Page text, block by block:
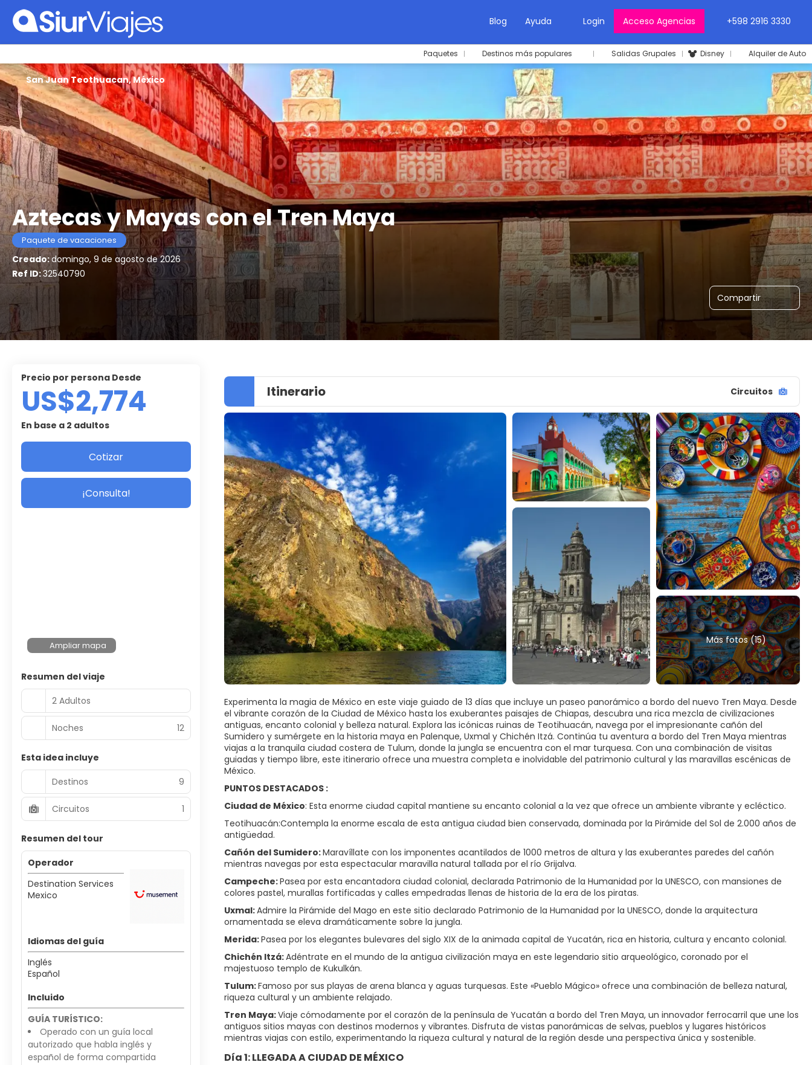
Blog Ayuda Login Acceso Agencias +598 2916 3330
Paquetes Destinos más populares Salidas Grupales Disney Alquiler de Auto
Aztecas y Mayas con el Tren Maya
Paquete de vacaciones
Creado:domingo, 9 de agosto de 2026
Ref ID:32540790
Compartir
San Juan Teothuacan, México
Itinerario Circuitos
Más fotos (15)
Experimenta la magia de México en este viaje guiado de 13 días que incluye un paseo panorámico a bordo del nuevo Tren Maya. Desde
el vibrante corazón de la Ciudad de México hasta los exuberantes paisajes de Chiapas, descubra una rica mezcla de civilizaciones
antiguas, encanto colonial y belleza natural. Explora las icónicas ruinas de Teotihuacán, navega por el impresionante cañón del
Sumidero y sumérgete en la historia maya en Palenque, Uxmal y Chichén Itzá. Continúa tu aventura a bordo del Tren Maya mientras
viajas a la tranquila ciudad costera de Tulum, donde la jungla se encuentra con el mar turquesa. Con una combinación de visitas
guiadas y tiempo libre, este itinerario ofrece una muestra completa e inolvidable del patrimonio cultural y las maravillas escénicas de
México.
PUNTOS DESTACADOS :
Ciudad de México: Esta enorme ciudad capital mantiene su encanto colonial a la vez que ofrece un ambiente vibrante y ecléctico.
Teotihuacán:Contempla la enorme escala de esta antigua ciudad bien conservada, dominada por la Pirámide del Sol de 2.000 años de
antigüedad.
Cañón del Sumidero:Maravíllate con los imponentes acantilados de 1000 metros de altura y las exuberantes paredes del cañón
mientras navegas por esta espectacular maravilla natural tallada por el río Grijalva.
Campeche:Pasea por esta encantadora ciudad colonial, declarada Patrimonio de la Humanidad por la UNESCO, con mansiones de
colores pastel, murallas fortificadas y calles empedradas llenas de historia de la era de los piratas.
Uxmal:Admire la Pirámide del Mago en este sitio declarado Patrimonio de la Humanidad por la UNESCO, donde la arquitectura
ornamentada se eleva dramáticamente sobre la jungla.
Merida:Pasea por los elegantes bulevares del siglo XIX de la animada capital de Yucatán, rica en historia, cultura y encanto colonial.
Chichén Itzá:Adéntrate en el mundo de la antigua civilización maya en este legendario sitio arqueológico, coronado por el
majestuoso templo de Kukulkán.
Tulum:Famoso por sus playas de arena blanca y aguas turquesas. Este «Pueblo Mágico» ofrece una combinación de belleza natural,
riqueza cultural y un ambiente relajado.
Tren Maya:Viaje cómodamente por el corazón de la península de Yucatán a bordo del Tren Maya, un innovador ferrocarril que une los
antiguos sitios mayas con destinos modernos y vibrantes. Disfruta de vistas panorámicas de selvas, pueblos y lugares históricos
mientras viajas con estilo, experimentando la riqueza cultural y natural de la región desde una perspectiva única y sostenible.
Día 1: LLEGADA A CIUDAD DE MÉXICO
precio por persona Desde
US$2,774
En base a 2 adultos
Cotizar
¡Consulta!
Ampliar mapa
Resumen del viaje
2 Adultos
Noches 12
Esta idea incluye
Destinos
9
Circuitos 1
Resumen del tour
Operador
Destination Services
Mexico
Idiomas del guía
Inglés
Español
Incluido
GUÍA TURÍSTICO:
Operado con un guía local
autorizado que habla inglés y
español de forma compartida